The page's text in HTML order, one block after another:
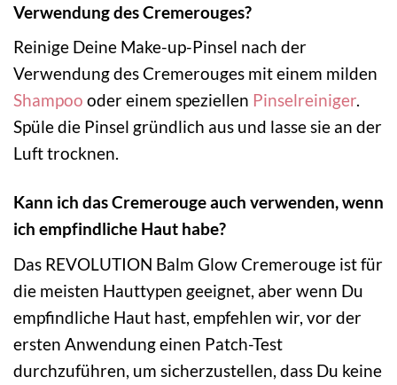
Verwendung des Cremerouges?
Reinige Deine Make-up-Pinsel nach der
Verwendung des Cremerouges mit einem milden
Shampoo oder einem speziellen Pinselreiniger.
Spüle die Pinsel gründlich aus und lasse sie an der
Luft trocknen.
Kann ich das Cremerouge auch verwenden, wenn
ich empfindliche Haut habe?
Das REVOLUTION Balm Glow Cremerouge ist für
die meisten Hauttypen geeignet, aber wenn Du
empfindliche Haut hast, empfehlen wir, vor der
ersten Anwendung einen Patch-Test
durchzuführen, um sicherzustellen, dass Du keine